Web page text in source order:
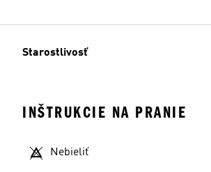
Starostlivosť
INŠTRUKCIE NA PRANIE
Nebieliť